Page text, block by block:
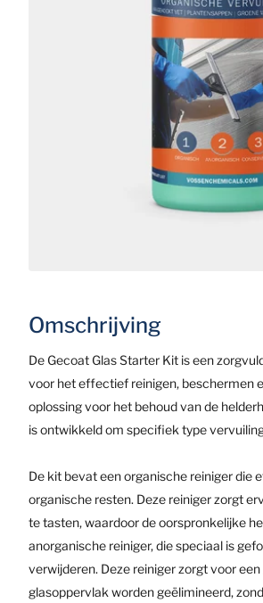
Omschrijving
De Gecoat Glas Starter Kit is een
voor het effectief reinigen, beschermen
oplossing voor het behoud van de
is ontwikkeld om specifiek type
De kit bevat een organische reiniger die
organische resten. Deze reiniger zorgt
te tasten, waardoor de oorspronkelijke
anorganische reiniger, die speciaal is
verwijderen. Deze reiniger zorgt voor
glasoppervlak worden geëlimineerd,